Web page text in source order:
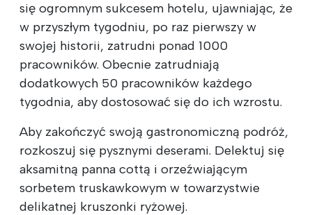
się ogromnym sukcesem hotelu, ujawniając, że
w przyszłym tygodniu, po raz pierwszy w
swojej historii, zatrudni ponad 1000
pracowników. Obecnie zatrudniają
dodatkowych 50 pracowników każdego
tygodnia, aby dostosować się do ich wzrostu.
Aby zakończyć swoją gastronomiczną podróż,
rozkoszuj się pysznymi deserami. Delektuj się
aksamitną panna cottą i orzeźwiającym
sorbetem truskawkowym w towarzystwie
delikatnej kruszonki ryżowej.